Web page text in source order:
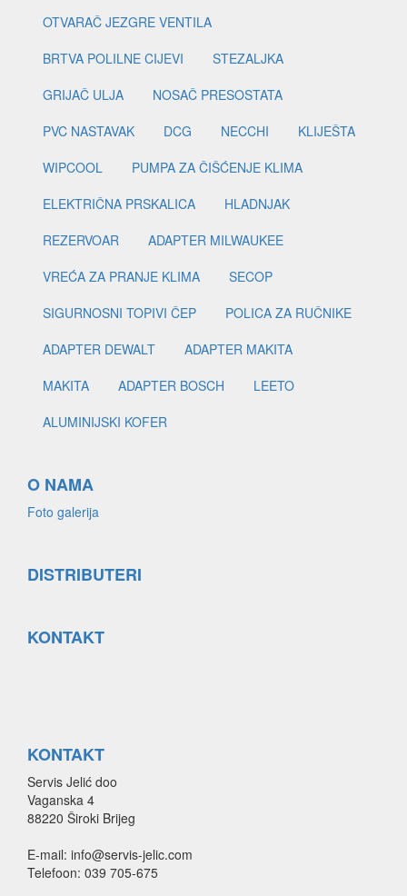
OTVARAČ JEZGRE VENTILA
BRTVA POLILNE CIJEVI
STEZALJKA
GRIJAČ ULJA
NOSAČ PRESOSTATA
PVC NASTAVAK
DCG NECCHI
KLIJEŠTA
WIPCOOL
PUMPA ZA ČIŠĆENJE KLIMA
ELEKTRIČNA PRSKALICA
HLADNJAK
REZERVOAR
ADAPTER MILWAUKEE
VREĆA ZA PRANJE KLIMA
SECOP
SIGURNOSNI TOPIVI ČEP
POLICA ZA RUČNIKE
ADAPTER DEWALT
ADAPTER MAKITA
MAKITA
ADAPTER BOSCH
LEETO
ALUMINIJSKI KOFER
O NAMA
Foto galerija
DISTRIBUTERI
KONTAKT
KONTAKT
Servis Jelić doo
Vaganska 4
88220 Široki Brijeg
E-mail: info@servis-jelic.com
Telefoon: 039 705-675